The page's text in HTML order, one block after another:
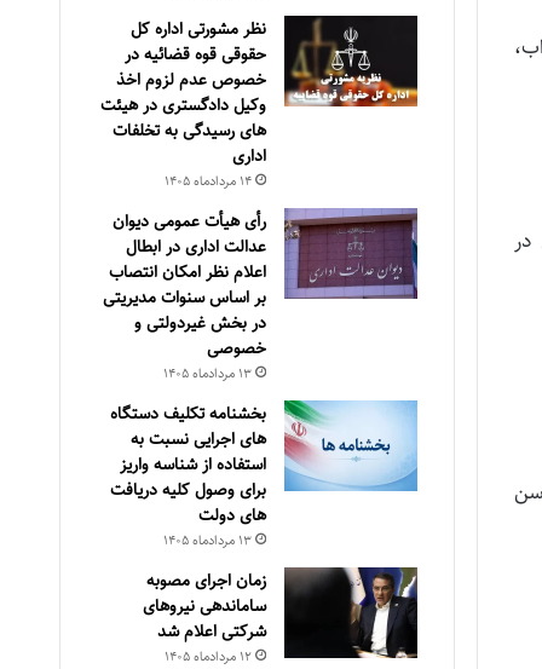
سال. حداکثر سن
نظر مشورتی اداره کل
حقوقی قوه قضائیه در
خصوص عدم لزوم اخذ
وکیل دادگستری در هیئت
های رسیدگی به تخلفات
اداری
۱۴ مرداد‌ماه ۱۴۰۵
رأی هیأت عمومی دیوان
عدالت اداری در ابطال
اعلام نظر امکان انتصاب
بر اساس سنوات مدیریتی
در بخش غیردولتی و
خصوصی
۱۳ مرداد‌ماه ۱۴۰۵
بخشنامه تکلیف دستگاه
های اجرایی نسبت به
استفاده از شناسه واریز
برای وصول کلیه دریافت
های دولت
۱۳ مرداد‌ماه ۱۴۰۵
زمان اجرای مصوبه
ساماندهی نیروهای
شرکتی اعلام شد
۱۲ مرداد‌ماه ۱۴۰۵